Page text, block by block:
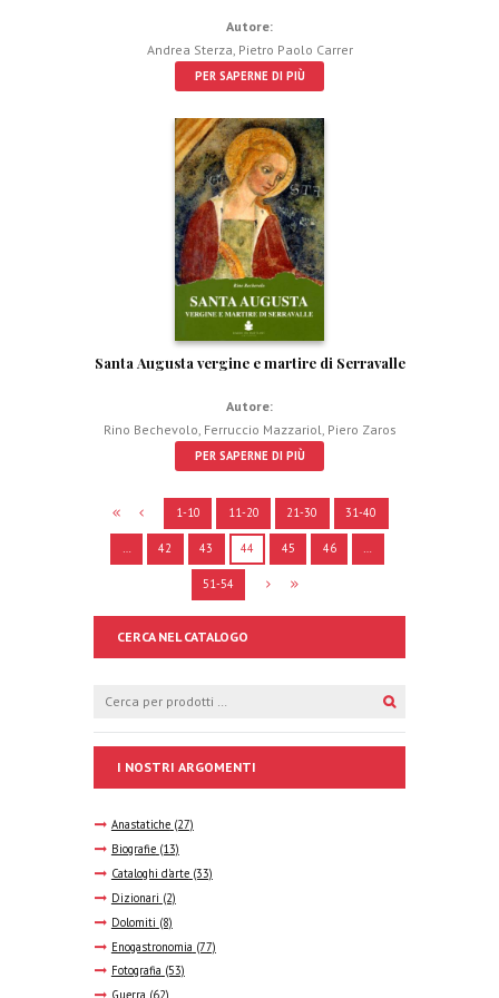
Autore:
Andrea Sterza, Pietro Paolo Carrer
PER SAPERNE DI PIÙ
Santa Augusta vergine e martire di Serravalle
Autore:
Rino Bechevolo, Ferruccio Mazzariol, Piero Zaros
PER SAPERNE DI PIÙ
1-10 11-20 21-30 31-40
… 42 43 44 45 46 …
51-54
CERCA NEL CATALOGO
I NOSTRI ARGOMENTI
Anastatiche (27)
Biografie (13)
Cataloghi d'arte (33)
Dizionari (2)
Dolomiti (8)
Enogastronomia (77)
Fotografia (53)